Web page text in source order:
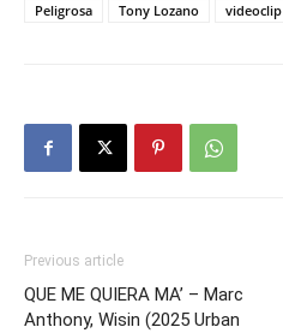
Peligrosa
Tony Lozano videoclip
Previous article
QUE ME QUIERA MA’ – Marc
Anthony, Wisin (2025 Urban